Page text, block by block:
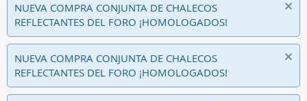
NUEVA COMPRA CONJUNTA DE CHALECOS
REFLECTANTES DEL FORO ¡HOMOLOGADOS!
NUEVA COMPRA CONJUNTA DE CHALECOS
REFLECTANTES DEL FORO ¡HOMOLOGADOS!